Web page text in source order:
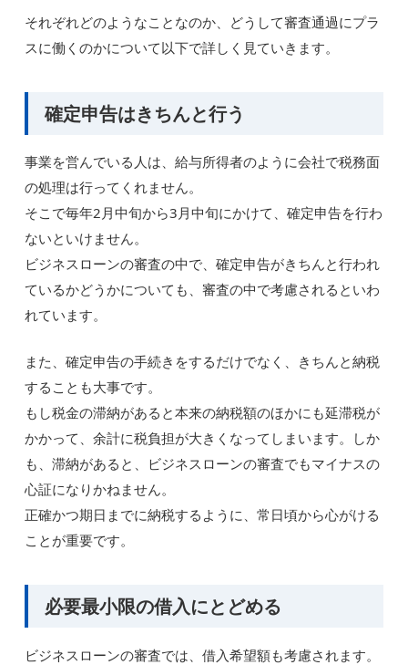
それぞれどのようなことなのか、どうして審査通過にプラ
スに働くのかについて以下で詳しく見ていきます。
確定申告はきちんと行う
事業を営んでいる人は、給与所得者のように会社で税務面
の処理は行ってくれません。
そこで毎年2月中旬から3月中旬にかけて、確定申告を行わ
ないといけません。
ビジネスローンの審査の中で、確定申告がきちんと行われ
ているかどうかについても、審査の中で考慮されるといわ
れています。
また、確定申告の手続きをするだけでなく、きちんと納税
することも大事です。
もし税金の滞納があると本来の納税額のほかにも延滞税が
かかって、余計に税負担が大きくなってしまいます。しか
も、滞納があると、ビジネスローンの審査でもマイナスの
心証になりかねません。
正確かつ期日までに納税するように、常日頃から心がける
ことが重要です。
必要最小限の借入にとどめる
ビジネスローンの審査では、借入希望額も考慮されます。